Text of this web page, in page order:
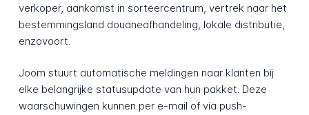
verkoper, aankomst in sorteercentrum, vertrek naar het
bestemmingsland douaneafhandeling, lokale distributie,
enzovoort.
Joom stuurt automatische meldingen naar klanten bij
elke belangrijke statusupdate van hun pakket. Deze
waarschuwingen kunnen per e-mail of via push-